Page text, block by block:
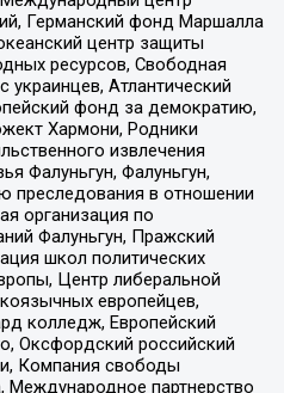
Германский фонд Маршалла
центр защиты
ресурсов, Свободная
украинцев, Атлантический
фонд за демократию,
Хармони, Родники
извлечения
Фалуньгун, Фалуньгун,
преследования в отношении
организация по
Фалуньгун, Пражский
школ политических
Центр либеральной
европейцев,
колледж, Европейский
Оксфордский российский
Компания свободы
партнерство